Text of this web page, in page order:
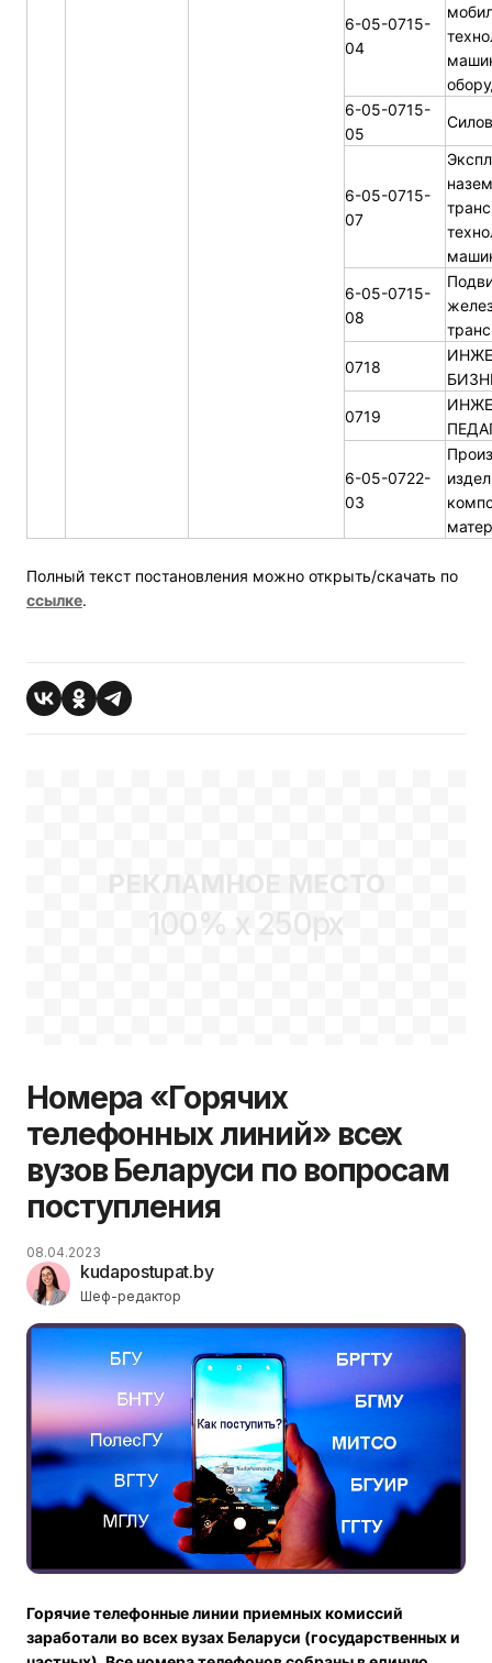
6-05-0715-
04
6-05-0715-
05
6-05-0715-
07
6-05-0715-
08
0718
0719
6-05-0722-
03
Полный текст постановления можно открыть/скачать по
ссылке.
РЕКЛАМНОЕ МЕСТО
100% x 250px
Номера «Горячих
телефонных линий» всех
вузов Беларуси по вопросам
поступления
kudapostupat.by
Шеф-редактор
08.04.2023
Горячие телефонные линии приемных комиссий
заработали во всех вузах Беларуси (государственных и